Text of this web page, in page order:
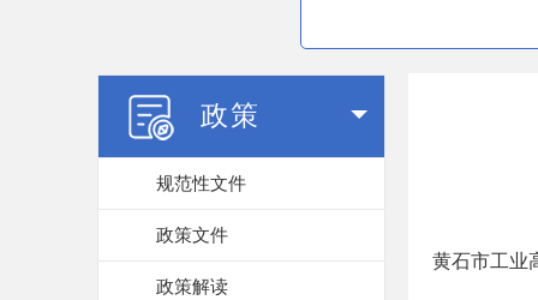
政策
规范性文件
政策文件
政策解读
黄石市工业